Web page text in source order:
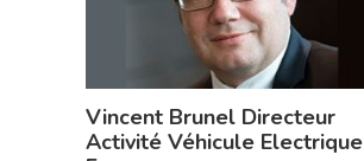
Vincent Brunel Directeur
Activité Véhicule Electrique